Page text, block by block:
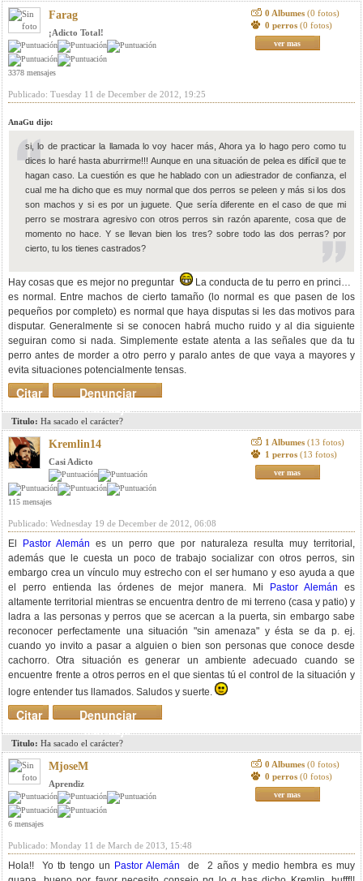
Farag
¡Adicto Total!
3378 mensajes
0 Albumes (0 fotos)
0 perros (0 fotos)
ver mas
Publicado: Tuesday 11 de December de 2012, 19:25
AnaGu dijo:
si, lo de practicar la llamada lo voy hacer más, Ahora ya lo hago pero como tu
dices lo haré hasta aburrirme!!! Aunque en una situación de pelea es difícil que te
hagan caso. La cuestión es que he hablado con un adiestrador de confianza, el
cual me ha dicho que es muy normal que dos perros se peleen y más si los dos
son machos y si es por un juguete. Que sería diferente en el caso de que mi
perro se mostrara agresivo con otros perros sin razón aparente, cosa que de
momento no hace. Y se llevan bien los tres? sobre todo las dos perras? por
cierto, tu los tienes castrados?
Hay cosas que es mejor no preguntar
La conducta de tu perro en principio
es normal. Entre machos de cierto tamaño (lo normal es que pasen de los
pequeños por completo) es normal que haya disputas si les das motivos para
disputar. Generalmente si se conocen habrá mucho ruido y al dia siguiente
seguiran como si nada. Simplemente estate atenta a las señales que da tu
perro antes de morder a otro perro y paralo antes de que vaya a mayores y
evita situaciones potencialmente tensas.
Denunciar
mensaje
Citar
Titulo: Ha sacado el carácter?
Kremlin14
Casi Adicto
115 mensajes
1 Albumes (13 fotos)
1 perros (13 fotos)
ver mas
Publicado: Wednesday 19 de December de 2012, 06:08
El Pastor Alemán es un perro que por naturaleza resulta muy territorial,
además que le cuesta un poco de trabajo socializar con otros perros, sin
embargo crea un vínculo muy estrecho con el ser humano y eso ayuda a que
el perro entienda las órdenes de mejor manera. Mi
Pastor Alemán es
altamente territorial mientras se encuentra dentro de mi terreno (casa y patio) y
ladra a las personas y perros que se acercan a la puerta, sin embargo sabe
reconocer perfectamente una situación "sin amenaza" y ésta se da p. ej.
cuando yo invito a pasar a alguien o bien son personas que conoce desde
cachorro. Otra situación es generar un ambiente adecuado cuando se
encuentre frente a otros perros en el que sientas tú el control de la situación y
logre entender tus llamados. Saludos y suerte.
Denunciar
mensaje
Citar
Titulo: Ha sacado el carácter?
MjoseM
Aprendiz
6 mensajes
0 Albumes (0 fotos)
0 perros (0 fotos)
ver mas
Publicado: Monday 11 de March de 2013, 15:48
Hola!! Yo tb tengo un Pastor Alemán de 2 años y medio hembra es muy